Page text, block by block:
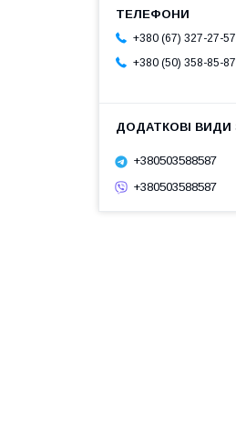
+380 (67) 327-27-57
+380 (50) 358-85-87
+380503588587
+380503588587